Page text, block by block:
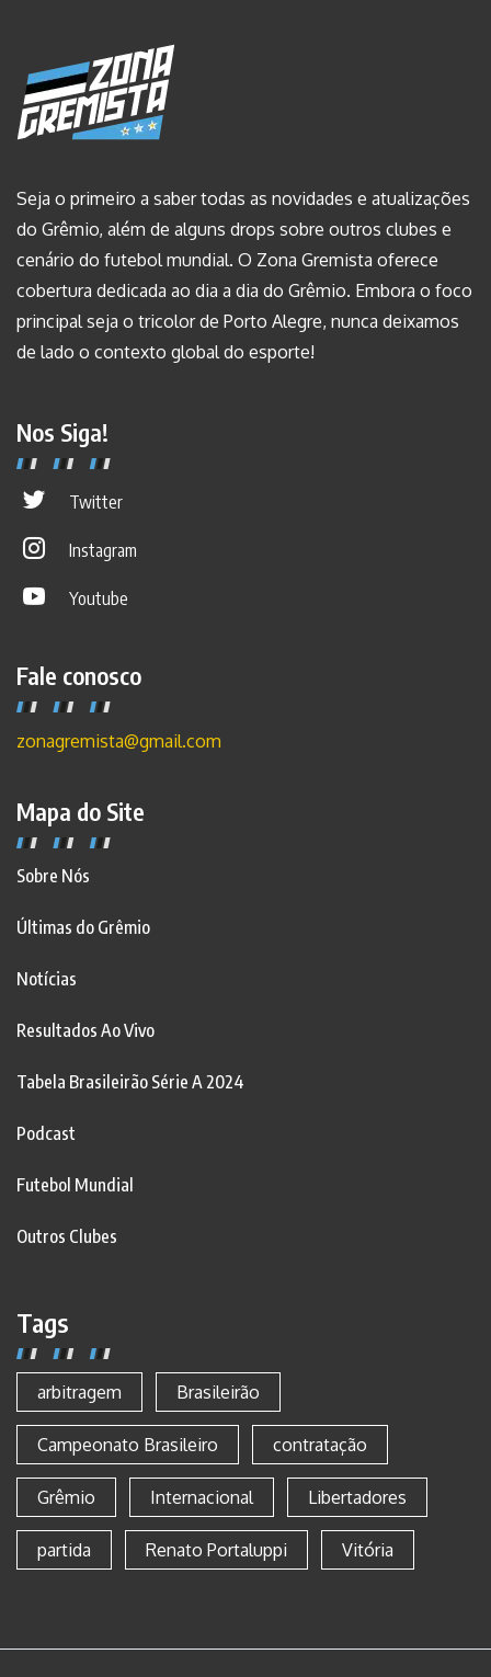
Seja o primeiro a saber todas as novidades e atualizações
do Grêmio, além de alguns drops sobre outros clubes e
cenário do futebol mundial. O Zona Gremista oferece
cobertura dedicada ao dia a dia do Grêmio. Embora o foco
principal seja o tricolor de Porto Alegre, nunca deixamos
de lado o contexto global do esporte!
Nos Siga!
Twitter
Instagram
Youtube
Fale conosco
zonagremista@gmail.com
Mapa do Site
Sobre Nós
Últimas do Grêmio
Notícias
Resultados Ao Vivo
Tabela Brasileirão Série A 2024
Podcast
Futebol Mundial
Outros Clubes
Tags
arbitragem Brasileirão
Campeonato Brasileiro contratação
Grêmio Internacional Libertadores
partida Renato Portaluppi Vitória